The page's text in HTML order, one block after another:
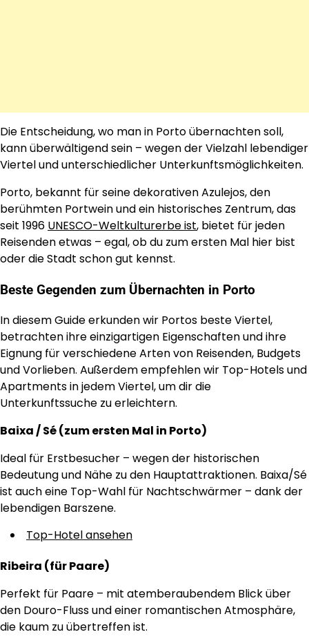
Die Entscheidung, wo man in Porto übernachten soll,
kann überwältigend sein – wegen der Vielzahl lebendiger
Viertel und unterschiedlicher Unterkunftsmöglichkeiten.
Porto, bekannt für seine dekorativen Azulejos, den
berühmten Portwein und ein historisches Zentrum, das
seit 1996 UNESCO-Weltkulturerbe ist, bietet für jeden
Reisenden etwas – egal, ob du zum ersten Mal hier bist
oder die Stadt schon gut kennst.
Beste Gegenden zum Übernachten in Porto
In diesem Guide erkunden wir Portos beste Viertel,
betrachten ihre einzigartigen Eigenschaften und ihre
Eignung für verschiedene Arten von Reisenden, Budgets
und Vorlieben. Außerdem empfehlen wir Top-Hotels und
Apartments in jedem Viertel, um dir die
Unterkunftssuche zu erleichtern.
Baixa / Sé (zum ersten Mal in Porto)
Ideal für Erstbesucher – wegen der historischen
Bedeutung und Nähe zu den Hauptattraktionen. Baixa/Sé
ist auch eine Top-Wahl für Nachtschwärmer – dank der
lebendigen Barszene.
Top-Hotel ansehen
Ribeira (für Paare)
Perfekt für Paare – mit atemberaubendem Blick über
den Douro-Fluss und einer romantischen Atmosphäre,
die kaum zu übertreffen ist.